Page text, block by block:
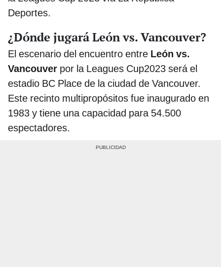
Deportes.
¿Dónde jugará León vs. Vancouver?
El escenario del encuentro entre León vs.
Vancouver por la Leagues Cup2023 será el
estadio BC Place de la ciudad de Vancouver.
Este recinto multipropósitos fue inaugurado en
1983 y tiene una capacidad para 54.500
espectadores.